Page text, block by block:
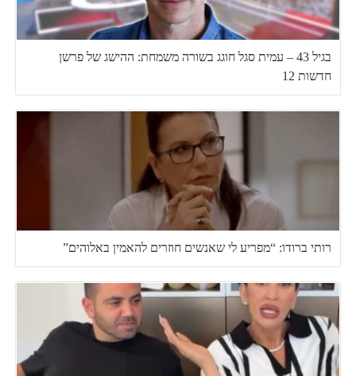
בגיל 43 – עמית סגל חוגג בשורה משמחת: ההישג של פרשן
חדשות 12
רותי ברודו: “מפריע לי שאנשים חוזרים להאמין באלוהים”